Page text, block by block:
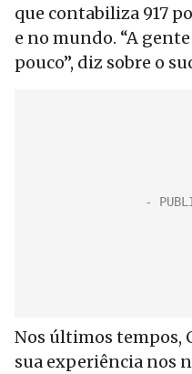
que contabiliza 917
e no mundo. “A
pouco”, diz sobre o
Nos últimos tempos,
sua experiência nos